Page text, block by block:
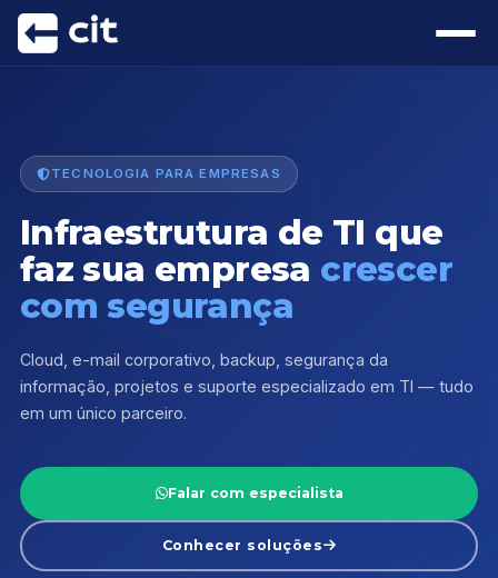
TECNOLOGIA PARA EMPRESAS
Infraestrutura de TI que
faz sua empresa crescer
com segurança
Cloud, e-mail corporativo, backup, segurança da
informação, projetos e suporte especializado em TI — tudo
em um único parceiro.
Falar com especialista
Conhecer soluções